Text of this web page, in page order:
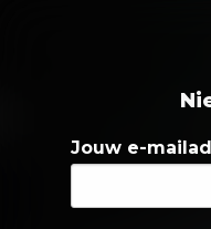
Jouw e-